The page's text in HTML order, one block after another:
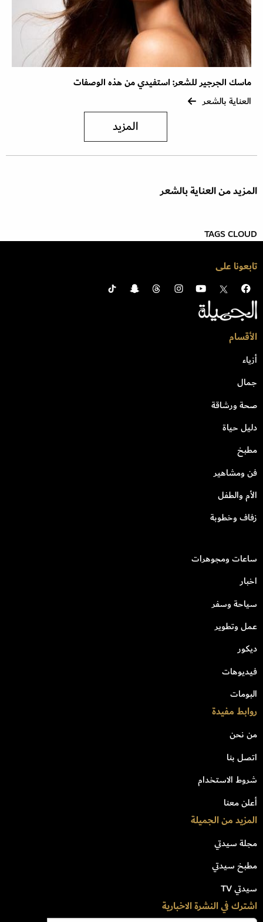
ماسك الجرجير للشعر: استفيدي من هذه الوصفات
العناية بالشعر
المزيد
المزيد من العناية بالشعر
TAGS CLOUD
تابعونا على
الأقسام
أزياء
جمال
صحة ورشاقة
دليل حياة
مطبخ
فن ومشاهير
الأم والطفل
زفاف وخطوبة
ساعات ومجوهرات
اخبار
سياحة وسفر
عمل وتطوير
ديكور
فيديوهات
البومات
روابط مفيدة
من نحن
اتصل بنا
شروط الاستخدام
أعلن معنا
المزيد من الجميلة
مجلة سيدتي
مطبخ سيدتي
سيدتي TV
اشترك في النشرة الاخبارية